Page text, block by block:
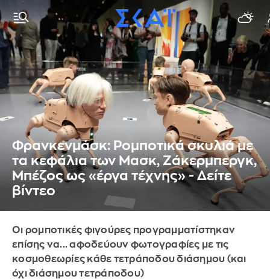
Φρανκενμάσκ: Ρομποτικά σκυλιά με
τα κεφάλια των Μασκ, Ζάκερμπεργκ,
Μπέζος ως «έργα τέχνης» - Δείτε
βίντεο
Οι ρομποτικές φιγούρες προγραμματίστηκαν
επίσης να... αφοδεύουν φωτογραφίες με τις
κοσμοθεωρίες κάθε τετράποδου διάσημου (και
όχι διάσημου τετράποδου)